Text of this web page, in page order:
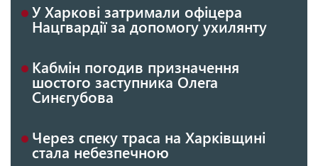
У Харкові затримали офіцера
Нацгвардії за допомогу ухилянту
Кабмін погодив призначення
шостого заступника Олега
Синєгубова
Через спеку траса на Харківщині
стала небезпечною